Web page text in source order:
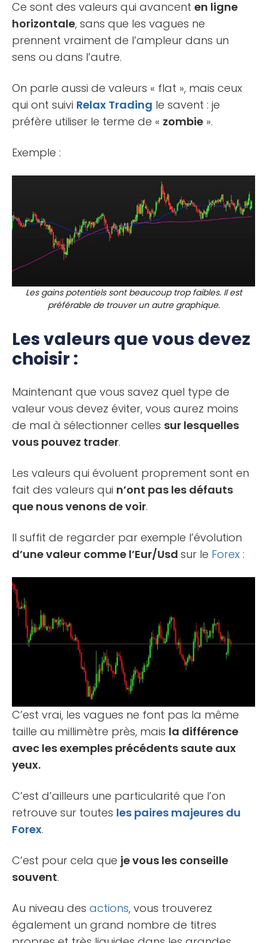
Ce sont des valeurs qui avancent en ligne
horizontale, sans que les vagues ne
prennent vraiment de l’ampleur dans un
sens ou dans l’autre.
On parle aussi de valeurs « flat », mais ceux
qui ont suivi Relax Trading le savent : je
préfère utiliser le terme de « zombie ».
Exemple :
Les gains potentiels sont beaucoup trop faibles. Il est
préférable de trouver un autre graphique.
Les valeurs que vous devez
choisir :
Maintenant que vous savez quel type de
valeur vous devez éviter, vous aurez moins
de mal à sélectionner celles sur lesquelles
vous pouvez trader.
Les valeurs qui évoluent proprement sont en
fait des valeurs qui n’ont pas les défauts
que nous venons de voir.
Il suffit de regarder par exemple l’évolution
d’une valeur comme l’Eur/Usd sur le Forex :
C’est vrai, les vagues ne font pas la même
taille au millimètre près, mais la différence
avec les exemples précédents saute aux
yeux.
C’est d’ailleurs une particularité que l’on
retrouve sur toutes les paires majeures du
Forex.
C’est pour cela que je vous les conseille
souvent.
Au niveau des actions, vous trouverez
également un grand nombre de titres